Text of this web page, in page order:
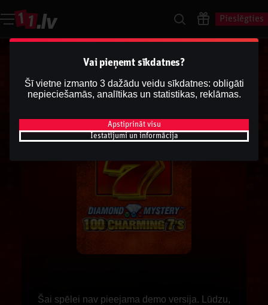
Pieslēgties
Šai spēlei nav pieejama demo versija. Lūdzu,
Vai pieņemt sīkdatnes?
Šī vietne izmanto 3 dažādu veidu sīkdatnes: obligāti
nepieciešamās, analītikas un statistikas, reklāmas.
Apstiprināt visu
Iestatījumi un informācija